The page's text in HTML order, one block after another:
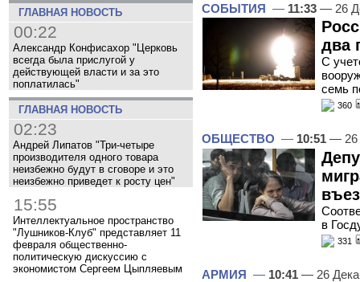
ГЛАВНАЯ НОВОСТЬ
00:22
Александр Конфисахор "Церковь
всегда была прислугой у
действующей власти и за это
поплатилась"
ГЛАВНАЯ НОВОСТЬ
02:23
Андрей Липатов "Три-четыре
производителя одного товара
неизбежно будут в сговоре и это
неизбежно приведет к росту цен"
15:55
Интеллектуальное пространство
"Лушников-Клуб" представляет 11
февраля общественно-
политическую дискуссию с
экономистом Сергеем Цыпляевым
СОБЫТИЯ — 11:33 — 26
два
С
семь
360
ОБЩЕСТВО — 10:51 — 26
в
331
АРМИЯ — 10:41 — 26